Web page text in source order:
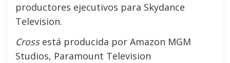
productores ejecutivos para Skydance
Television.
Cross está producida por Amazon MGM
Studios, Paramount Television